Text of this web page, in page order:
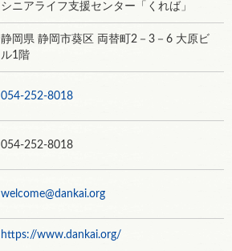
シニアライフ支援センター「くれば」
静岡県 静岡市葵区 両替町2－3－6 大原ビ
ル1階
054-252-8018
054-252-8018
welcome@dankai.org
https://www.dankai.org/